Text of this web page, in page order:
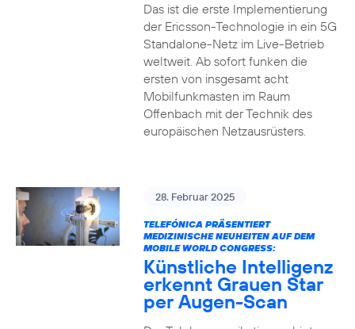
Das ist die erste Implementierung
der Ericsson-Technologie in ein 5G
Standalone-Netz im Live-Betrieb
weltweit. Ab sofort funken die
ersten von insgesamt acht
Mobilfunkmasten im Raum
Offenbach mit der Technik des
europäischen Netzausrüsters.
28. Februar 2025
TELEFÓNICA PRÄSENTIERT
MEDIZINISCHE NEUHEITEN AUF DEM
MOBILE WORLD CONGRESS:
Künstliche Intelligenz
erkennt Grauen Star
per Augen-Scan